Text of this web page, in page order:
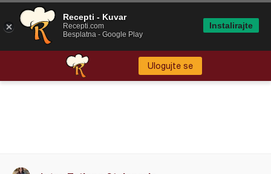
Ulogujte se
Recepti - Kuvar
Recepti.com
Besplatna - Google Play
Instalirajte